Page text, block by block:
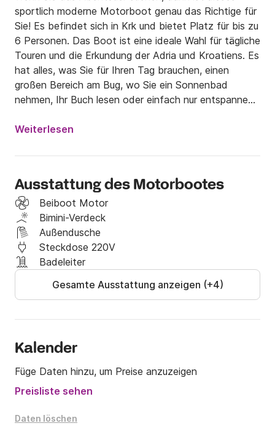
sportlich moderne Motorboot genau das Richtige für
Sie! Es befindet sich in Krk und bietet Platz für bis zu
6 Personen. Das Boot ist eine ideale Wahl für tägliche
Touren und die Erkundung der Adria und Kroatiens. Es
hat alles, was Sie für Ihren Tag brauchen, einen
großen Bereich am Bug, wo Sie ein Sonnenbad
nehmen, Ihr Buch lesen oder einfach nur entspannen
möchten, können Sie sich unter dem Bimini
Dusche mit normalem Wasser, Bluetooth-Radio,
Kabine für Gepäck usw
Wenn Sie Fragen haben, können Sie mich auf der
Click & Boat-Plattform kontaktieren, um weitere
Informationen zu erhalten.
Weiterlesen
Ausstattung des Motorbootes
Beiboot Motor
Bimini-Verdeck
Außendusche
Steckdose 220V
Badeleiter
Gesamte Ausstattung anzeigen (+4)
Kalender
Füge Daten hinzu, um Preise anzuzeigen
Preisliste sehen
Daten löschen